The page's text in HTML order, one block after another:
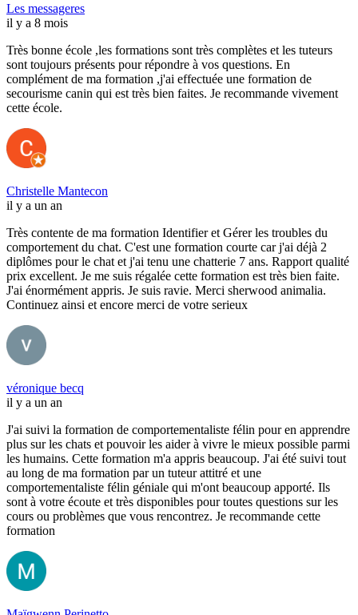
Les messageres
il y a 8 mois
Très bonne école ,les formations sont très complètes et les tuteurs
sont toujours présents pour répondre à vos questions. En
complément de ma formation ,j'ai effectuée une formation de
secourisme canin qui est très bien faites. Je recommande vivement
cette école.
Christelle Mantecon
il y a un an
Très contente de ma formation Identifier et Gérer les troubles du
comportement du chat. C'est une formation courte car j'ai déjà 2
diplômes pour le chat et j'ai tenu une chatterie 7 ans. Rapport qualité
prix excellent. Je me suis régalée cette formation est très bien faite.
J'ai énormément appris. Je suis ravie. Merci sherwood animalia.
Continuez ainsi et encore merci de votre serieux
véronique becq
il y a un an
J'ai suivi la formation de comportementaliste félin pour en apprendre
plus sur les chats et pouvoir les aider à vivre le mieux possible parmi
les humains. Cette formation m'a appris beaucoup. J'ai été suivi tout
au long de ma formation par un tuteur attitré et une
comportementaliste félin géniale qui m'ont beaucoup apporté. Ils
sont à votre écoute et très disponibles pour toutes questions sur les
cours ou problèmes que vous rencontrez. Je recommande cette
formation